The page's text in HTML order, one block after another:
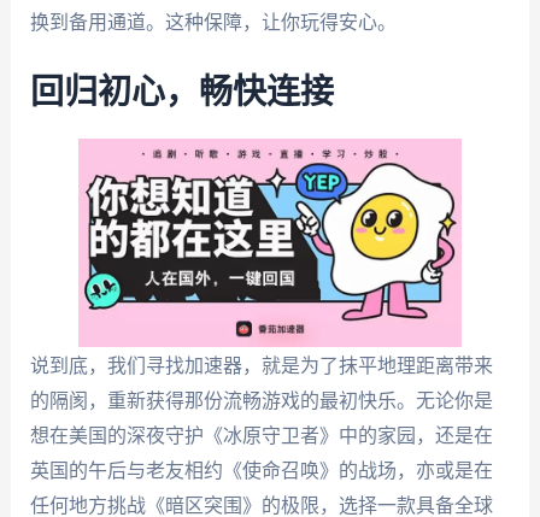
换到备用通道。这种保障，让你玩得安心。
回归初心，畅快连接
说到底，我们寻找加速器，就是为了抹平地理距离带来
的隔阂，重新获得那份流畅游戏的最初快乐。无论你是
想在美国的深夜守护《冰原守卫者》中的家园，还是在
英国的午后与老友相约《使命召唤》的战场，亦或是在
任何地方挑战《暗区突围》的极限，选择一款具备全球